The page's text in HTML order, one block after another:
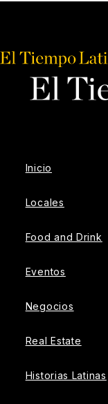
Inicio
Locales
Food and Drink
Eventos
Negocios
Real Estate
Historias Latinas